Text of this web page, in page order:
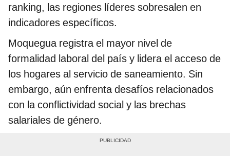
ranking, las regiones líderes sobresalen en
indicadores específicos.
Moquegua registra el mayor nivel de
formalidad laboral del país y lidera el acceso de
los hogares al servicio de saneamiento. Sin
embargo, aún enfrenta desafíos relacionados
con la conflictividad social y las brechas
salariales de género.